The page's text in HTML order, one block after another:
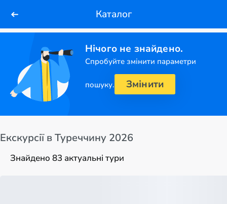
Каталог
Нічого не знайдено.
Спробуйте змінити параметри
пошуку. Змінити
Екскурсії в Туреччину 2026
Знайдено 83 актуальні тури